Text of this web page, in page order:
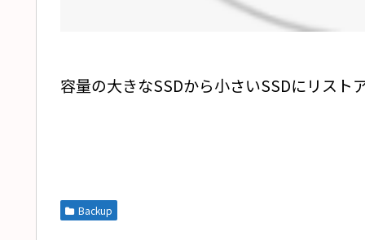
容量の大きなSSDから小さいSSDにリスト
Backup